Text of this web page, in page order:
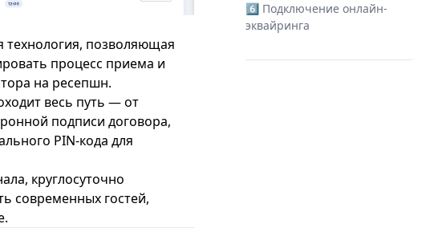
6️⃣ Подключение онлайн-
эквайринга
технология, позволяющая
процесс приема и
на ресепшн.
весь путь — от
подписи договора,
PIN-кода для
круглосуточно
современных гостей,